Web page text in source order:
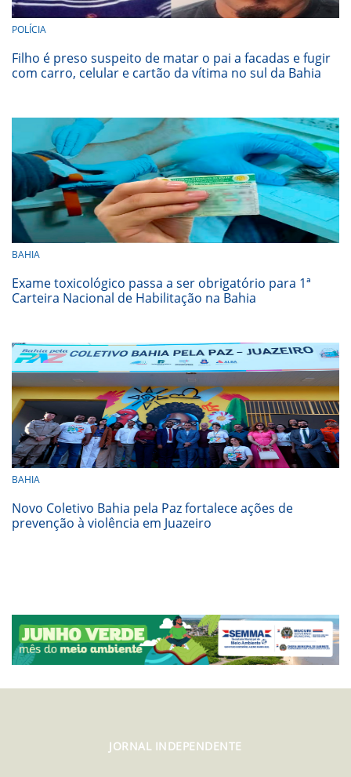
POLÍCIA
Filho é preso suspeito de matar o pai a facadas e fugir
com carro, celular e cartão da vítima no sul da Bahia
BAHIA
Exame toxicológico passa a ser obrigatório para 1ª
Carteira Nacional de Habilitação na Bahia
BAHIA
Novo Coletivo Bahia pela Paz fortalece ações de
prevenção à violência em Juazeiro
JORNAL INDEPENDENTE